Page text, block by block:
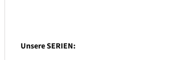
Unsere SERIEN: